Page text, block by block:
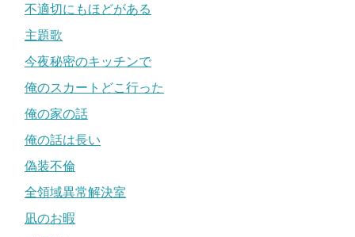
不適切にもほどがある
主題歌
今夜秘密のキッチンで
俺のスカートどこ行った
俺の家の話
俺の話は長い
偽装不倫
全領域異常解決室
凪のお暇